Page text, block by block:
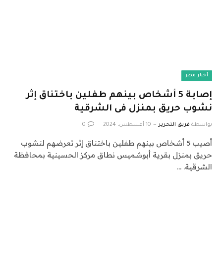
أخبار مصر
إصابة 5 أشخاص بينهم طفلين باختناق إثر
نشوب حريق بمنزل فى الشرقية
بواسطة فريق التحرير 10 أغسطس، 2024 0
أصيب 5 أشخاص بينهم طفلين باختناق إثر تعرضهم لنشوب
حريق بمنزل بقرية أبوشميس نطاق مركز الحسينية بمحافظة
الشرقية. …